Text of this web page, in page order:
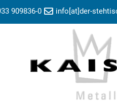
909836-0 info[at]der-